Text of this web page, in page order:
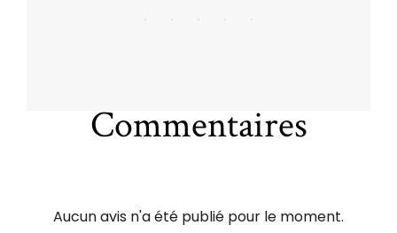
Commentaires
Aucun avis n'a été publié pour le moment.